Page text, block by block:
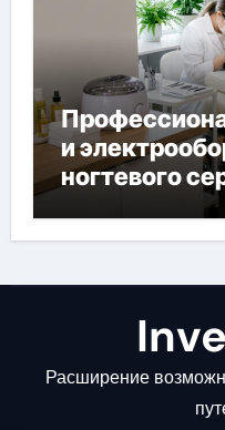
и
ногтевого
наращивания
депиляции
Расширение